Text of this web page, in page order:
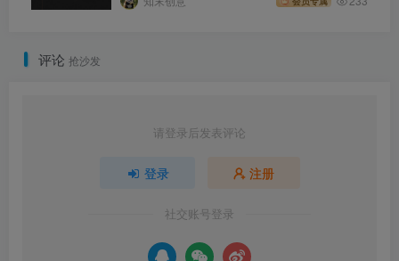
评论 抢沙发
请登录后发表评论
登录 注册
社交账号登录